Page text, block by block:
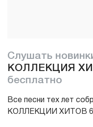
Слушать
КОЛЛЕКЦИЯ
бесплатно
Все песни тех лет
КОЛЛЕКЦИИ ХИТОВ